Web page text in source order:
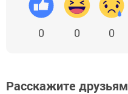
0 0 0
Расскажите друзьям